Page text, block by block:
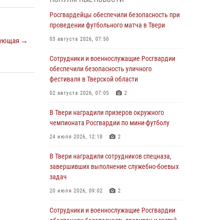
→
Росгвардии Героя России генерала армии
Виктора Золотова с заместителем
полномочного представителя Президента
31 июля 2026, 05:42 4
Росгвардейцы в Твери приняли участие в
молебне, посвященном Дню Крещения Руси
Сотрудники вневедомственной охраны
совершили 250 выездов и пресекли 20
области
27 июля 2026, 08:29
В Твери наградили призеров окружного
24 июля 2026, 12:18 2
Росгвардейцы обеспечили безопасность при
проведении футбольного матча в Твери
03 августа 2026, 07:50
Сотрудники и военнослужащие Росгвардии
обеспечили безопасность уличного
фестиваля в Тверской области
02 августа 2026, 07:05 2
В Твери наградили призеров окружного
чемпионата Росгвардии по мини-футболу
24 июля 2026, 12:18 2
В Твери наградили сотрудников спецназа,
завершивших выполнение служебно-боевых
задач
20 июля 2026, 09:02 2
Сотрудники и военнослужащие Росгвардии